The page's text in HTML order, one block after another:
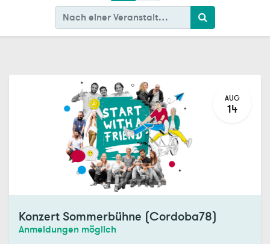
AUG
14
Konzert Sommerbühne (Cordoba78)
Anmeldungen möglich